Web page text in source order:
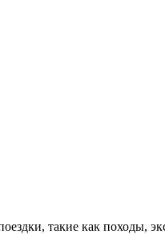
такие как походы,